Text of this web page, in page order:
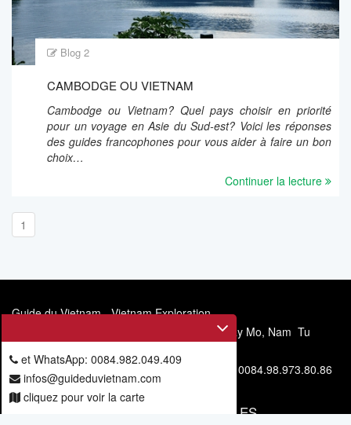
Blog 2
CAMBODGE OU VIETNAM
Cambodge ou Vietnam? Quel pays choisir en priorité
pour un voyage en Asie du Sud-est? Voici les réponses
des guides francophones pour vous aider à faire un bon
choix…
Continuer la lecture
1
Guide du Vietnam - Vietnam Exploration
Siège social: 11/67, allée 6, rue Mieu Nha, Tay Mo, Nam Tu
Téléphone et WhatsApp: 0084.982.049.409 - 0084.98.973.80.86
VOUS ABONNER POUR NOS ARTICLES
et WhatsApp: 0084.982.049.409
infos@guideduvietnam.com
cliquez pour voir la carte